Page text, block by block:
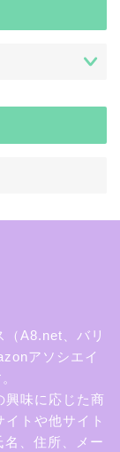
（A8.net、バリ
アソシエイ
興味に応じた商
トや他サイト
、住所、メー